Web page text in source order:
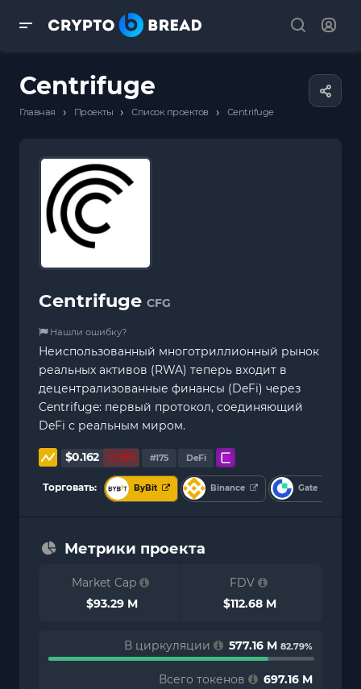
Centrifuge
Главная › Проекты › Список проектов › Centrifuge
Centrifuge CFG
Нашли ошибку?
Неиспользованный многотриллионный рынок
реальных активов (RWA) теперь входит в
децентрализованные финансы (DeFi) через
Centrifuge: первый протокол, соединяющий
DeFi с реальным миром.
$0.162 -0.99% #175 DeFi
Торговать: ByBit Binance Gate
Метрики проекта
Market Cap
$93.29 M
FDV
$112.68 M
В циркуляции 577.16 M 82.79%
Всего токенов 697.16 M